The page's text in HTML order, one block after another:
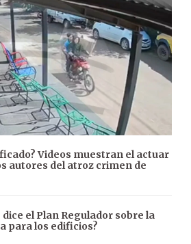
Videos muestran el actuar
autores del atroz crimen de
dice el Plan Regulador sobre la
para los edificios?